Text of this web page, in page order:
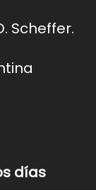
Scheffer.
días